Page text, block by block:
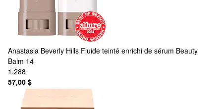
Anastasia Beverly Hills Fluide teinté enrichi de sérum Beauty
Balm 14
1,288
57,00 $